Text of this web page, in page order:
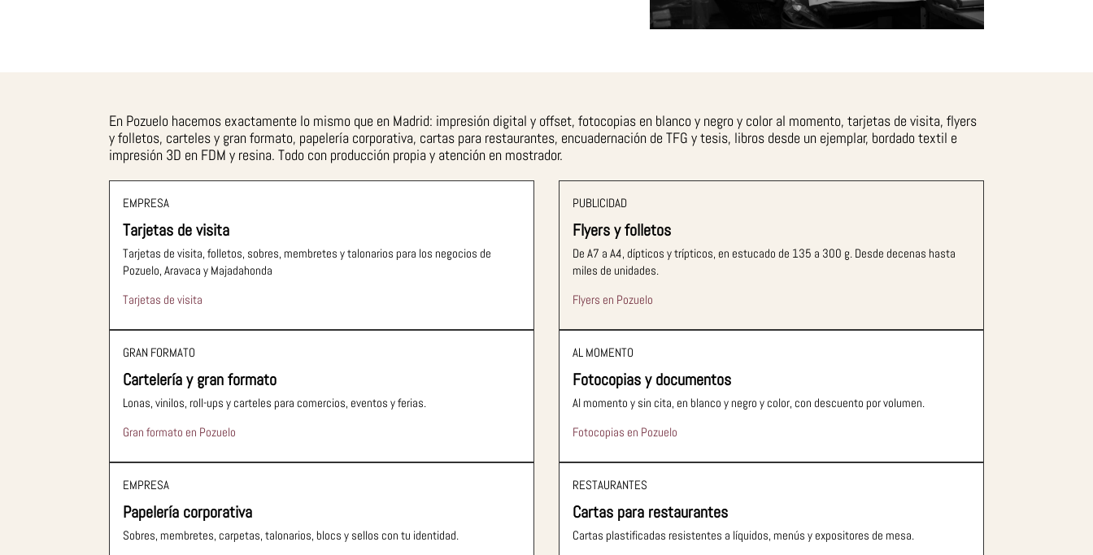
En Pozuelo hacemos exactamente lo mismo que en Madrid: impresión digital y offset, fotocopias en blanco y negro y color al momento, tarjetas de visita, flyers
y folletos, carteles y gran formato, papelería corporativa, cartas para restaurantes, encuadernación de TFG y tesis, libros desde un ejemplar, bordado textil e
impresión 3D en FDM y resina. Todo con producción propia y atención en mostrador.
EMPRESA
Tarjetas de visita
Tarjetas de visita, folletos, sobres, membretes y talonarios para los negocios de
Pozuelo, Aravaca y Majadahonda
Tarjetas de visita
GRAN FORMATO
Cartelería y gran formato
Lonas, vinilos, roll-ups y carteles para comercios, eventos y ferias.
Gran formato en Pozuelo
EMPRESA
Papelería corporativa
Sobres, membretes, carpetas, talonarios, blocs y sellos con tu identidad.
PUBLICIDAD
Flyers y folletos
De A7 a A4, dípticos y trípticos, en estucado de 135 a 300 g. Desde decenas hasta
miles de unidades.
Flyers en Pozuelo
AL MOMENTO
Fotocopias y documentos
Al momento y sin cita, en blanco y negro y color, con descuento por volumen.
Fotocopias en Pozuelo
RESTAURANTES
Cartas para restaurantes
Cartas plastificadas resistentes a líquidos, menús y expositores de mesa.